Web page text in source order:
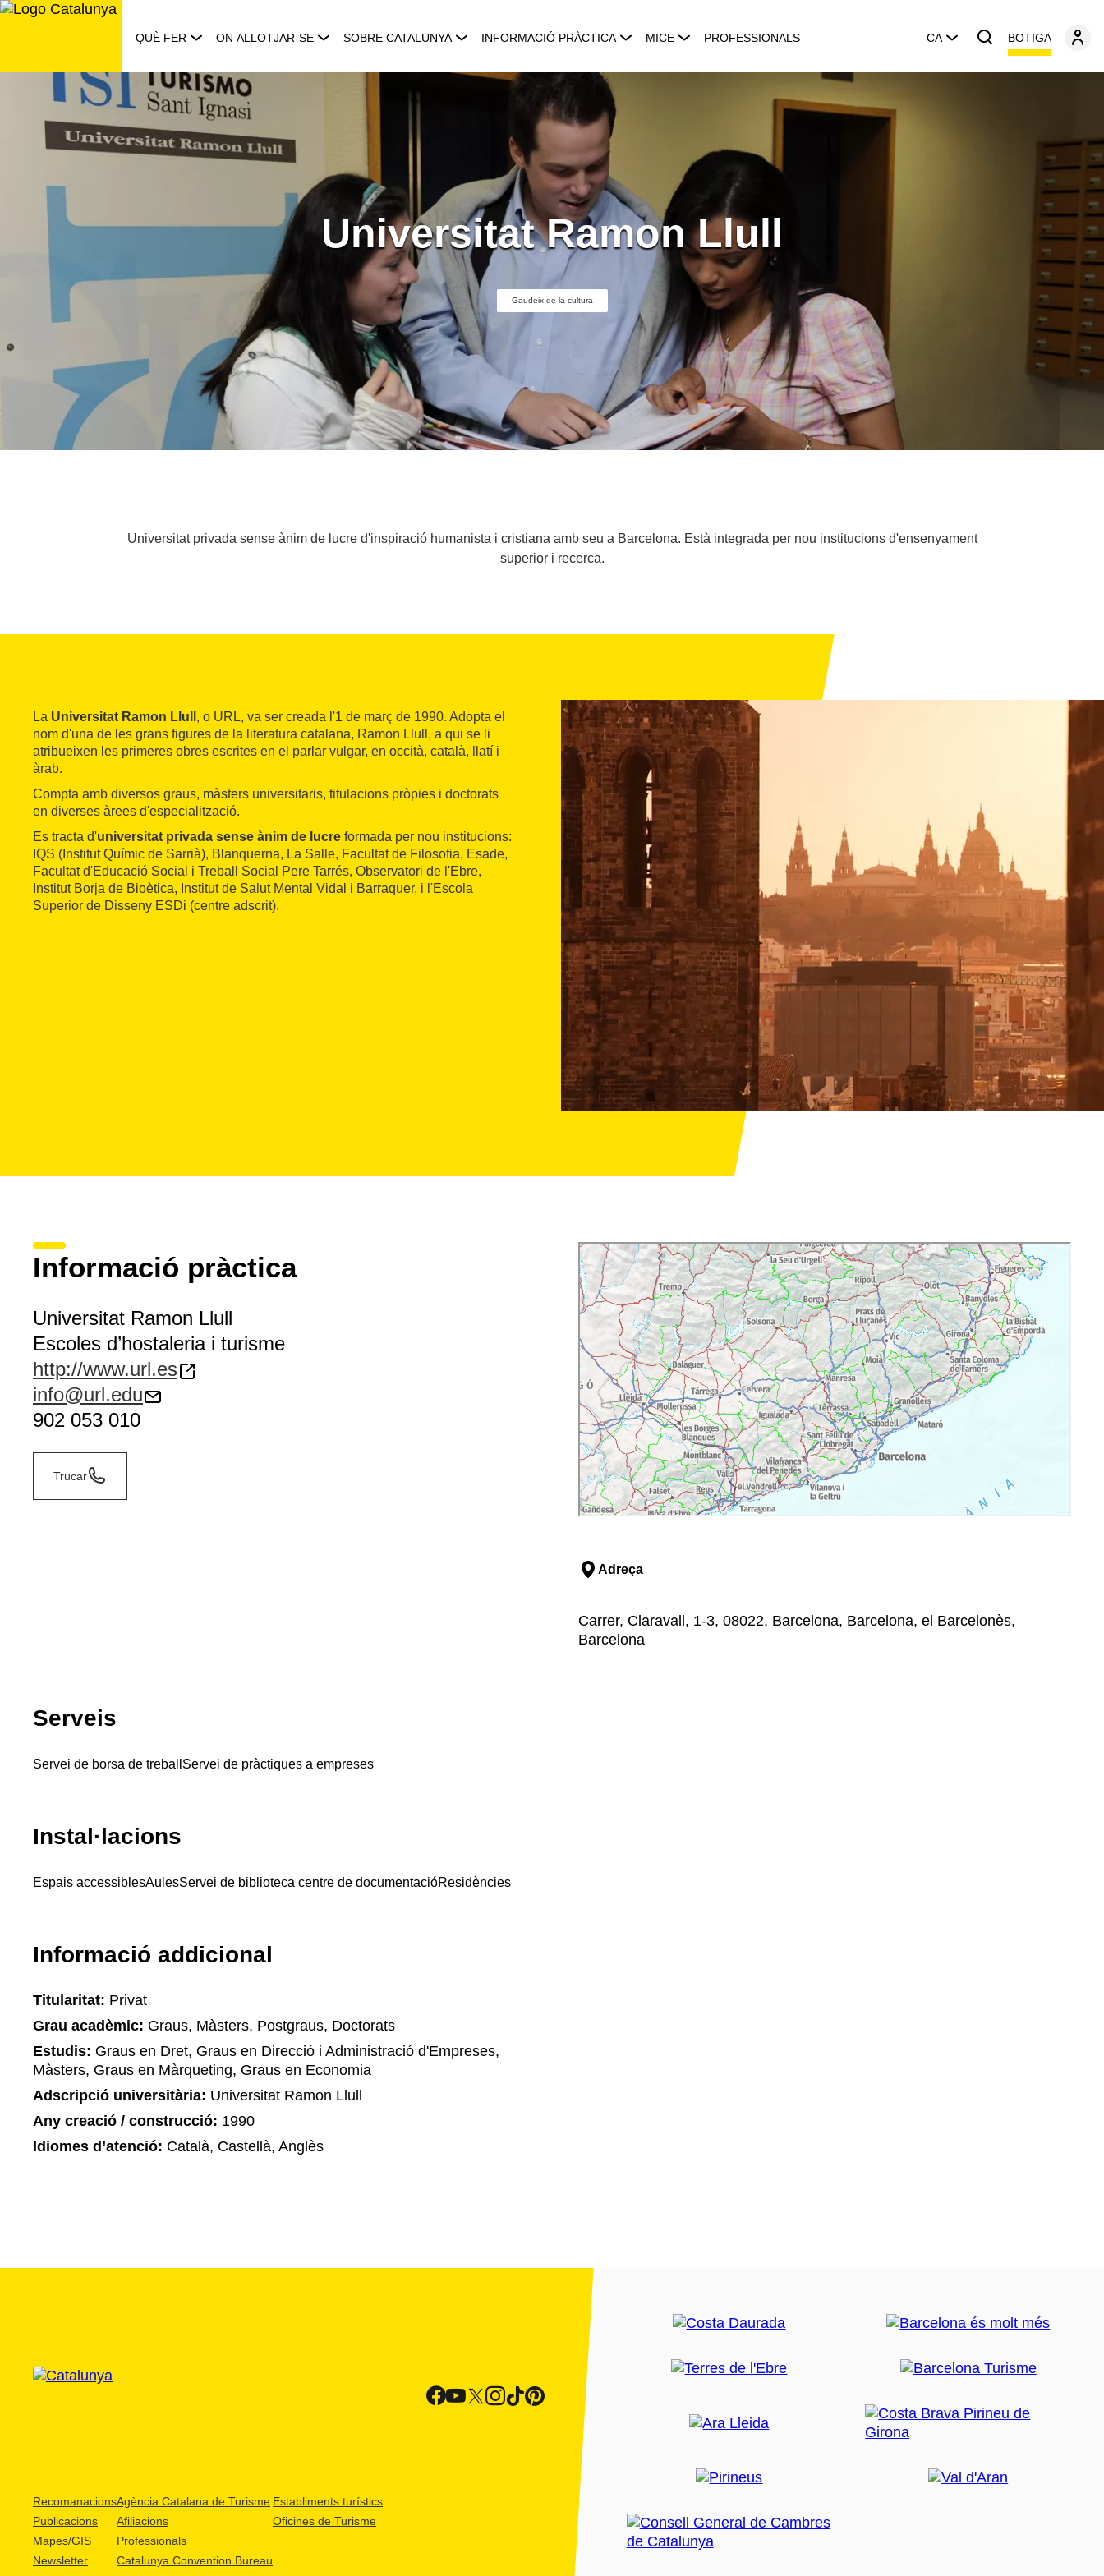
Saltar
QUÈ FER ON ALLOTJAR-SE SOBRE CATALUNYA INFORMACIÓ PRÀCTICA MICE PROFESSIONALS CA BOTIGA
Universitat Ramon Llull
Gaudeix de la cultura
Universitat privada sense ànim de lucre d'inspiració humanista i cristiana amb seu a Barcelona. Està integrada per nou institucions d'ensenyament
superior i recerca.
La Universitat Ramon Llull , o URL, va ser creada l'1 de març de 1990. Adopta el
nom d'una de les grans figures de la literatura catalana, Ramon Llull, a qui se li
atribueixen les primeres obres escrites en el parlar vulgar, en occità, català, llatí i
àrab.
Compta amb diversos graus, màsters universitaris, titulacions pròpies i doctorats
en diverses àrees d'especialització.
Es tracta d'universitat privada sense ànim de lucre formada per nou institucions:
IQS (Institut Químic de Sarrià), Blanquerna, La Salle, Facultat de Filosofia, Esade,
Facultat d'Educació Social i Treball Social Pere Tarrés, Observatori de l'Ebre,
Institut Borja de Bioètica, Institut de Salut Mental Vidal i Barraquer, i l'Escola
Superior de Disseny ESDi (centre adscrit).
Informació pràctica
Universitat Ramon Llull
Escoles d’hostaleria i turisme
http://www.url.es
info@url.edu
902 053 010
Trucar
Adreça
Carrer, Claravall, 1-3, 08022, Barcelona, Barcelona, el Barcelonès,
Barcelona
Serveis
Servei de borsa de treball Servei de pràctiques a empreses
Instal·lacions
Espais accessiblesAulesServei de biblioteca centre de documentacióResidències
Informació addicional
Titularitat: Privat
Grau acadèmic: Graus, Màsters, Postgraus, Doctorats
Estudis: Graus en Dret, Graus en Direcció i Administració d'Empreses,
Màsters, Graus en Màrqueting, Graus en Economia
Adscripció universitària: Universitat Ramon Llull
Any creació / construcció: 1990
Idiomes d’atenció: Català, Castellà, Anglès
Recomanacions
Publicacions
Mapes/GIS
Newsletter
Agència Catalana de Turisme
Afiliacions
Professionals
Catalunya Convention Bureau
Establiments turístics
Oficines de Turisme